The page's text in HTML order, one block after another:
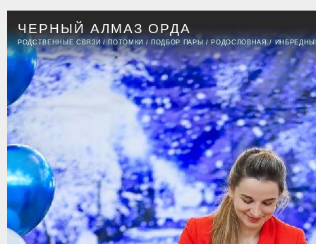
ЧЕРНЫЙ АЛМАЗ ОРДА
РОДСТВЕННЫЕ СВЯЗИ / ПОТОМКИ /ПОДБОР ПАРЫ/ РОДОСЛОВНАЯ/